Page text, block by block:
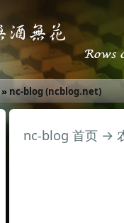
» nc-blog (ncblog.net)
nc-blog 首页 →